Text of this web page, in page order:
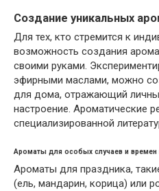
Создание уникальных
Для тех, кто стремится к
возможность создания
своими руками.
эфирными маслами, можно
для дома, отражающий
настроение. Ароматические
специализированной
Ароматы для особых случаев и времен
Ароматы для праздника,
(ель, мандарин, корица) или